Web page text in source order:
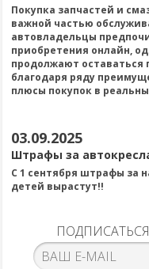
Покупка запчастей и
важной частью
автовладельцы
приобретения онлайн,
продолжают
благодаря ряду
плюсы покупок в
03.09.2025
Штрафы за
С 1 сентября штрафы за
детей вырастут!!